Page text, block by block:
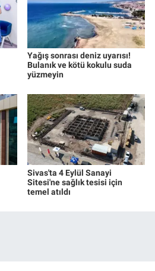
Yağış sonrası deniz uyarısı!
Bulanık ve kötü kokulu suda
yüzmeyin
Sivas'ta 4 Eylül Sanayi
Sitesi'ne sağlık tesisi için
temel atıldı